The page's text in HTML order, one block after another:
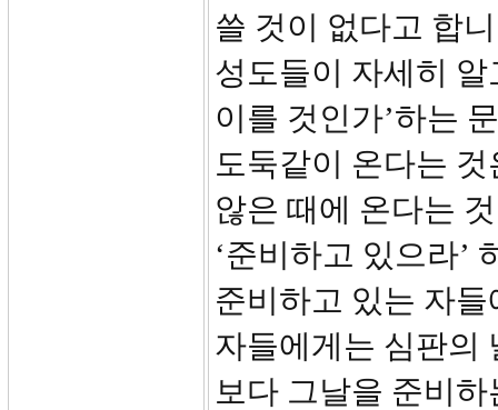
쓸 것이 없다고 합
성도들이 자세히
이를 것인가’하는
도둑같이 온다는
않은 때에 온다는
‘준비하고 있으라’
준비하고 있는 자
자들에게는 심판의
보다 그날을 준비